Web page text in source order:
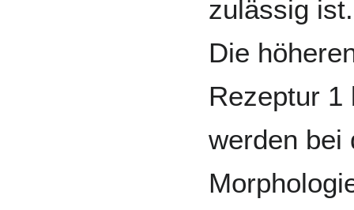
zulässig ist.
Die
Rezeptur 1
werden bei